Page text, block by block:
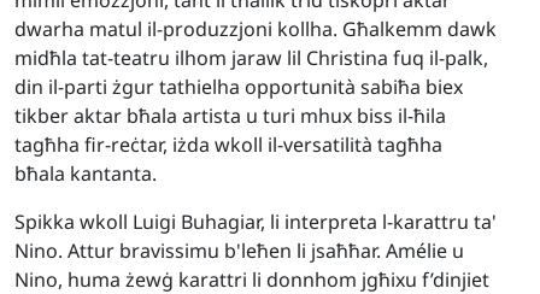
dwarha matul il-produzzjoni kollha. Għalkemm dawk
midħla tat-teatru ilhom jaraw lil Christina fuq il-palk,
din il-parti żgur tathielha opportunità sabiħa biex
tikber aktar bħala artista u turi mhux biss il-ħila
tagħha fir-reċtar, iżda wkoll il-versatilità tagħha
bħala kantanta.
Spikka wkoll Luigi Buhagiar, li interpreta l-karattru ta'
Nino. Attur bravissimu b'leħen li jsaħħar. Amélie u
Nino, huma żewġ karattri li donnhom jgħixu f’dinjiet